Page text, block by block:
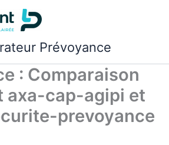
Prévoyance
: Comparaison
axa-cap-agipi et
prevoyance